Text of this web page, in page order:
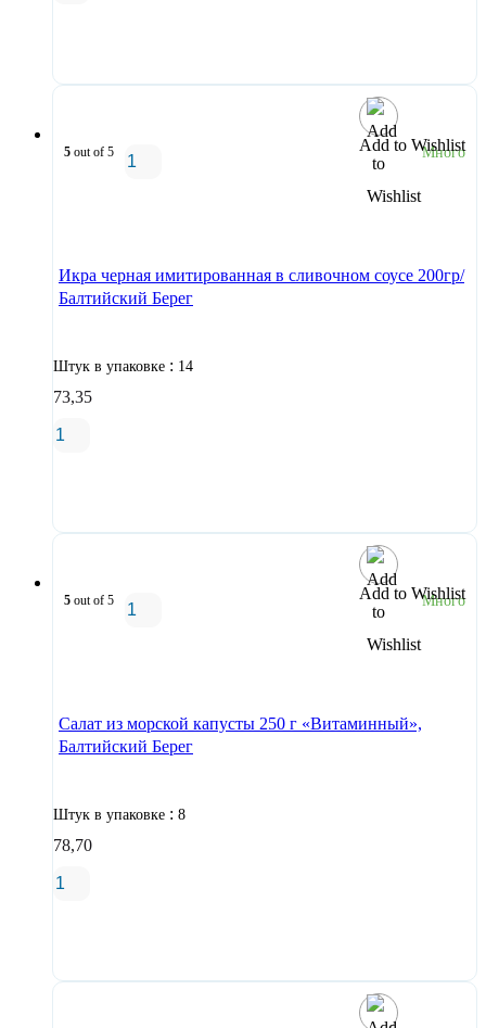
Add to Wishlist
5 out of 5 Много
Икра черная имитированная в сливочном соусе 200гр/
Балтийский Берег
Штук в упаковке : 14
73,35
Add to Wishlist
5 out of 5 Много
Салат из морской капусты 250 г «Витаминный»,
Балтийский Берег
Штук в упаковке : 8
78,70